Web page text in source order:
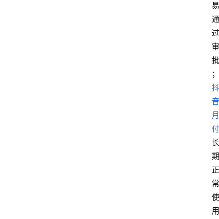
易
通
过
审
批
；
抖
音
月
付
长
期
正
常
使
用